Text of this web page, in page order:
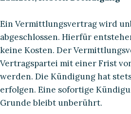
Ein Vermittlungsvertrag wird
abgeschlossen. Hierfür
keine Kosten. Der
Vertragspartei mit einer Frist
werden. Die Kündigung hat
erfolgen. Eine sofortige
Grunde bleibt unberührt.